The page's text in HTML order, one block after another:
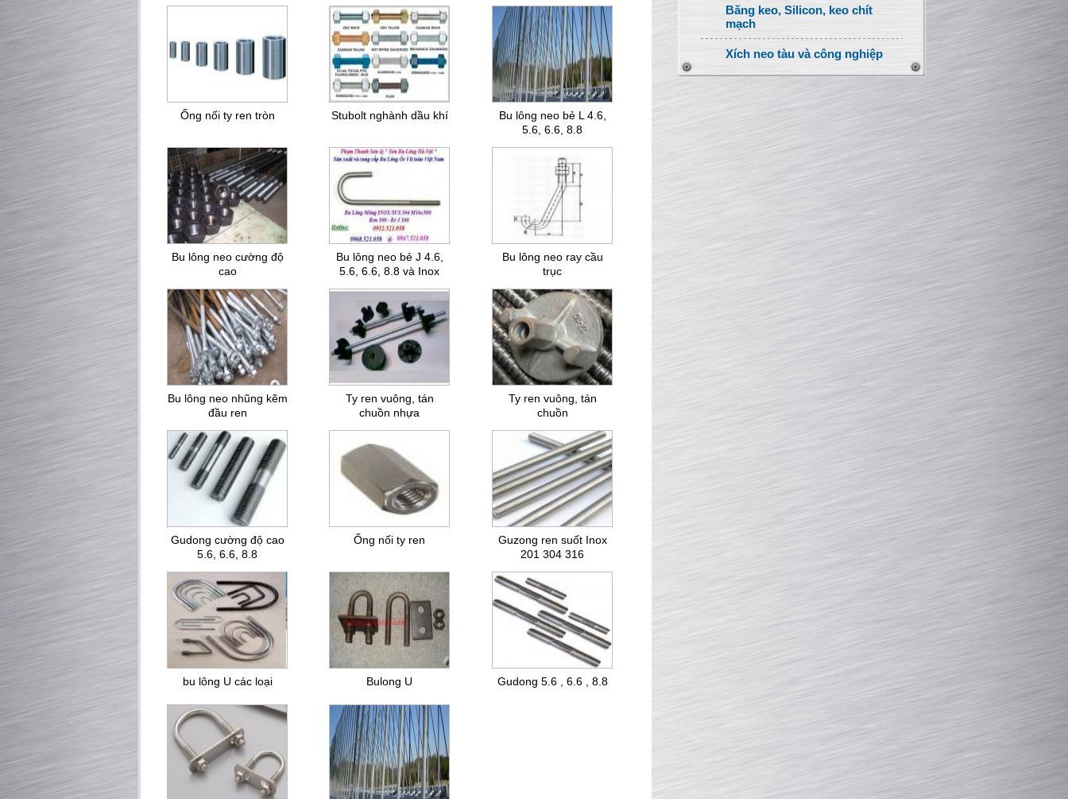
Ống nối ty ren tròn Stubolt nghành dầu khí
Bu lông neo bẻ L 4.6,
5.6, 6.6, 8.8
Bu lông neo cường độ
cao
Bu lông neo bẻ J 4.6,
5.6, 6.6, 8.8 và Inox
Bu lông neo ray cầu
trục
Bu lông neo nhũng kẽm
đầu ren
Ty ren vuông, tán
chuồn nhựa
Ty ren vuông, tán
chuồn
Gudong cường độ cao
5.6, 6.6, 8.8
Ống nối ty ren
Guzong ren suốt Inox
201 304 316
bu lông U các loại Bulong U Gudong 5.6 , 6.6 , 8.8
Băng keo, Silicon, keo chít
mạch
Xích neo tàu và công nghiệp